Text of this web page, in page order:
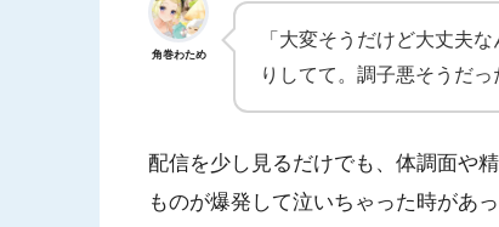
角巻わため
「大変そうだけど大丈夫
りしてて。調子悪そうだっ
配信を少し見るだけでも、体調面や
ものが爆発して泣いちゃった時があ